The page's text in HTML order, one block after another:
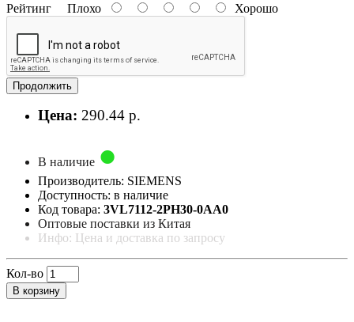
Рейтинг Плохо Хорошо
Продолжить
Цена: 290.44 р.
В наличие
Производитель: SIEMENS
Доступность: в наличие
Код товара: 3VL7112-2PH30-0AA0
Оптовые поставки из Китая
Инфо: Цена и доставка по запросу
Кол-во
В корзину